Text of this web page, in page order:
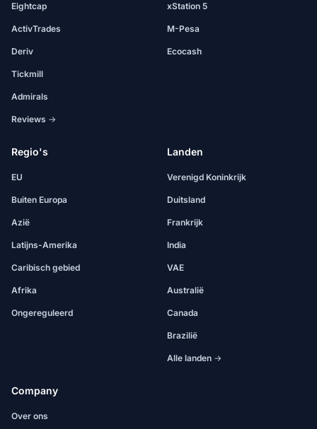
Eightcap
ActivTrades
Deriv
Tickmill
Admirals
Reviews →
xStation 5
M-Pesa
Ecocash
Regio's
EU
Buiten Europa
Azië
Latijns-Amerika
Caribisch gebied
Afrika
Ongereguleerd
Landen
Verenigd Koninkrijk
Duitsland
Frankrijk
India
VAE
Australië
Canada
Brazilië
Alle landen →
Company
Over ons